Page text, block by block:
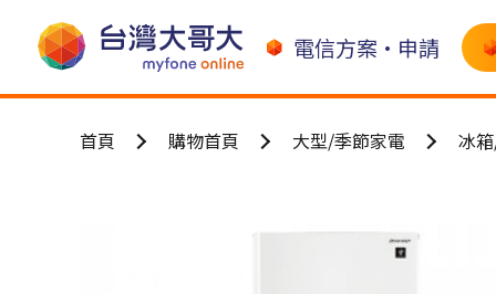
電信方案•申請
首頁 購物首頁 大型/季節家電 冰